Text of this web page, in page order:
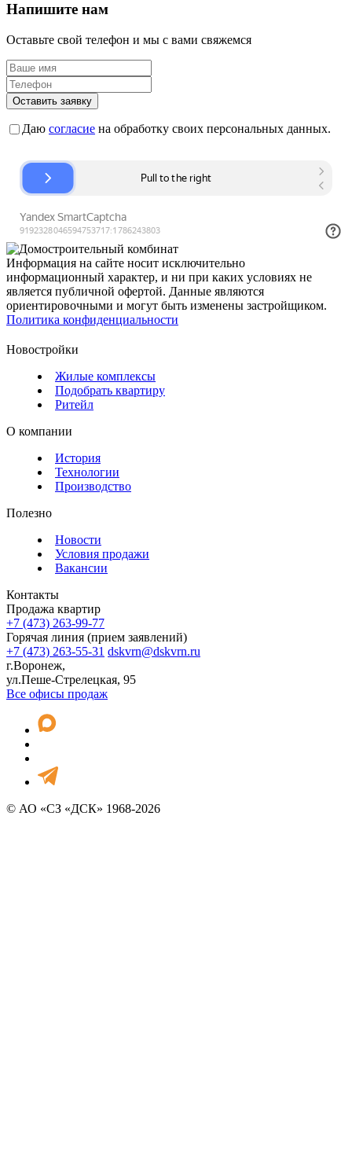
Напишите нам
Оставьте свой телефон и мы с вами свяжемся
Оставить заявку
Даю согласие на обработку своих персональных данных.
Информация на сайте носит исключительно
информационный характер, и ни при каких условиях не
является публичной офертой. Данные являются
ориентировочными и могут быть изменены застройщиком.
Политика конфиденциальности
Новостройки
Жилые комплексы
Подобрать квартиру
Ритейл
О компании
История
Технологии
Производство
Полезно
Новости
Условия продажи
Вакансии
Контакты
Продажа квартир
+7 (473) 263-99-77
Горячая линия (прием заявлений)
+7 (473) 263-55-31 dskvrn@dskvrn.ru
г.Воронеж,
ул.Пеше-Стрелецкая, 95
Все офисы продаж
© АО «СЗ «ДСК» 1968-2026